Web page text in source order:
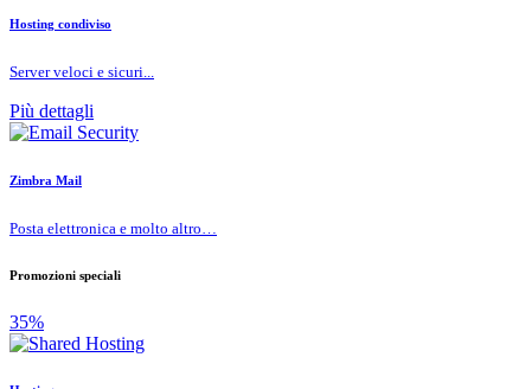
Hosting condiviso
Server veloci e sicuri...
Più dettagli
Zimbra Mail
Posta elettronica e molto altro…
Promozioni speciali
35%